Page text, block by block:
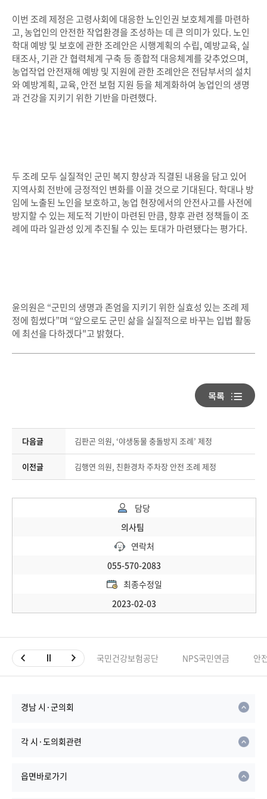
이번 조례 제정은 고령사회에 대응한 노인인권 보호체계를 마련하
고, 농업인의 안전한 작업환경을 조성하는 데 큰 의미가 있다. 노인
학대 예방 및 보호에 관한 조례안은 시행계획의 수립, 예방교육, 실
태조사, 기관 간 협력체계 구축 등 종합적 대응체계를 갖추었으며,
농업작업 안전재해 예방 및 지원에 관한 조례안은 전담부서의 설치
와 예방계획, 교육, 안전 보험 지원 등을 체계화하여 농업인의 생명
과 건강을 지키기 위한 기반을 마련했다.
두 조례 모두 실질적인 군민 복지 향상과 직결된 내용을 담고 있어
지역사회 전반에 긍정적인 변화를 이끌 것으로 기대된다. 학대나 방
임에 노출된 노인을 보호하고, 농업 현장에서의 안전사고를 사전에
방지할 수 있는 제도적 기반이 마련된 만큼, 향후 관련 정책들이 조
례에 따라 일관성 있게 추진될 수 있는 토대가 마련됐다는 평가다.
윤의원은 “군민의 생명과 존엄을 지키기 위한 실효성 있는 조례 제
정에 힘썼다”며 “앞으로도 군민 삶을 실질적으로 바꾸는 입법 활동
에 최선을 다하겠다"고 밝혔다.
다음글 김판곤 의원, ‘야생동물 충돌방지 조례’ 제정
이전글 김행연 의원, 친환경차 주차장 안전 조례 제정
담당
의사팀
연락처
055-570-2083
최종수정일
2023-02-03
국민건강보험공단 NPS국민연금 안
경남 시·군의회
각 시·도의회관련
읍면바로가기